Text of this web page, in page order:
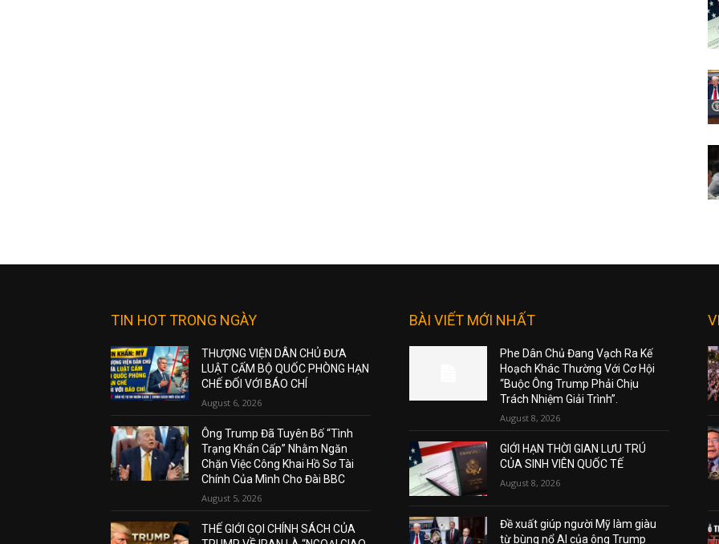
TIN HOT TRONG NGÀY
THƯỢNG VIỆN DÂN CHỦ ĐƯA
LUẬT CẤM BỘ QUỐC PHÒNG HẠN
CHẾ ĐỐI VỚI BÁO CHÍ
August 6, 2026
Ông Trump Đã Tuyên Bố “Tình
Trạng Khẩn Cấp” Nhằm Ngăn
Chặn Việc Công Khai Hồ Sơ Tài
Chính Của Mình Cho Đài BBC
August 5, 2026
THẾ GIỚI GỌI CHÍNH SÁCH CỦA
BÀI VIẾT MỚI NHẤT
Phe Dân Chủ Đang Vạch Ra Kế
Hoạch Khác Thường Với Cơ Hội
“Buộc Ông Trump Phải Chịu
Trách Nhiệm Giải Trình”.
August 8, 2026
GIỚI HẠN THỜI GIAN LƯU TRÚ
CỦA SINH VIÊN QUỐC TẾ
August 8, 2026
Đề xuất giúp người Mỹ làm giàu
từ bùng nổ AI của ông Trump